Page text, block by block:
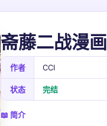
斋藤二战漫画
作者 CCI
状态 完结
📖 简介